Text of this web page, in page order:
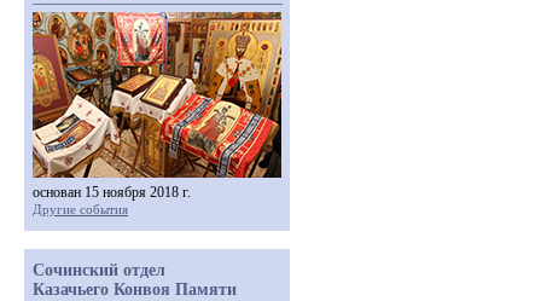
основан 15 ноября 2018 г.
Другие события
Сочинский отдел
Казачьего Конвоя Памяти